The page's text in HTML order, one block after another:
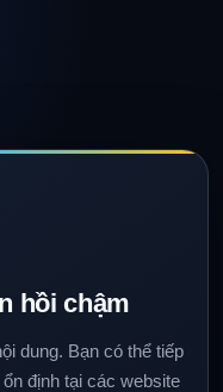
hồi chậm
dung. Bạn có thể tiếp
định tại các website